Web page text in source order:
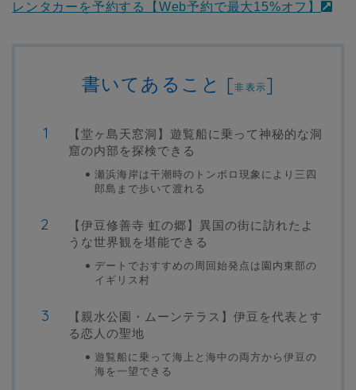
レンタカーを予約する【Web予約で最大15%オフ】
書いてあること [非表示]
【堂ヶ島天窓洞】遊覧船に乗って神秘的な洞
窟の内部を探検できる
瀬浜海岸は干潮時のトンボロ現象により三四
郎島まで歩いて渡れる
【伊豆修善寺 虹の郷】異国の街に訪れたよ
うな世界観を堪能できる
デートでおすすめの周回始発点は園内東部の
イギリス村
【親水公園・ムーンテラス】伊豆を代表とす
る恋人の聖地
遊覧船に乗って海上と海中の両方から伊豆の
海を一望できる